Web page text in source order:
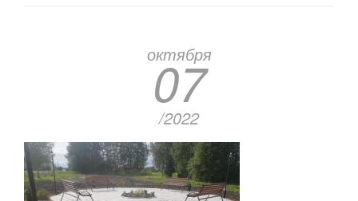
октября
07
/2022